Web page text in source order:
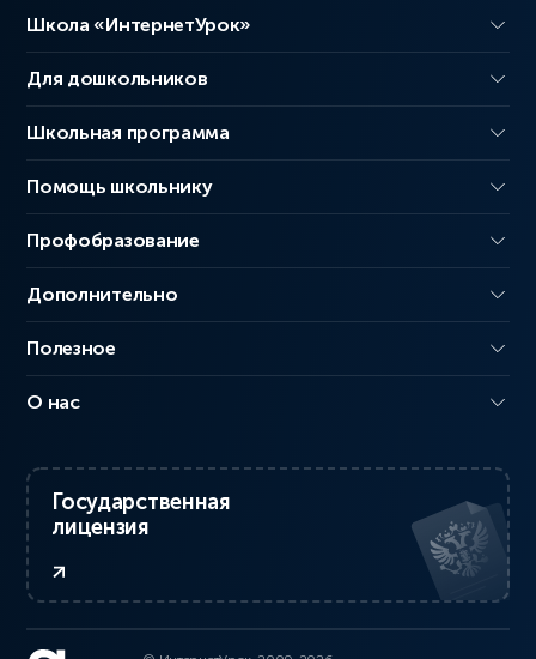
Школа «ИнтернетУрок»
Для дошкольников
Школьная программа
Помощь школьнику
Профобразование
Дополнительно
Полезное
О нас
Государственная
лицензия